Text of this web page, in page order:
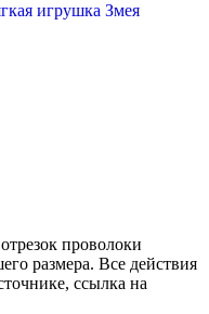
проволоки
размера. Все действия
ссылка на